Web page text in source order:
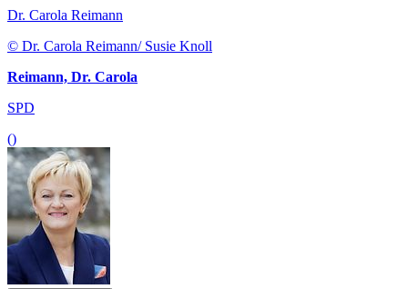
Dr. Carola Reimann
© Dr. Carola Reimann/ Susie Knoll
Reimann, Dr. Carola
SPD
()